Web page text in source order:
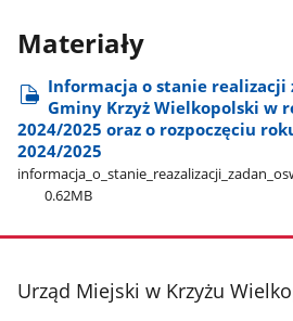
Materiały
Informacja o stanie realizacji
Gminy Krzyż Wielkopolski w
2024/2025 oraz o rozpoczęciu
2024/2025
0.62MB
stopka
Urząd Miejski w Krzyżu